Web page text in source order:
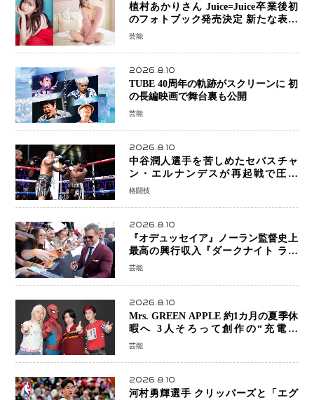
植村あかりさん Juice=Juice卒業後初
のフォトブック発売決定 新たな表現
者としての“今”を凝縮
芸能
2026.8.10
TUBE 40周年の軌跡がスクリーンに 初
の長編映画で舞台裏も公開
芸能
2026.8.10
中谷潤人選手を苦しめたセバスチャ
ン・エルナンデスが再起戦で圧巻
KO 2回で相手を沈める…次戦は亀田
格闘技
2026.8.10
『オデュッセイア』ノーラン監督史上
最高の興行収入『ダークナイト ライ
ジング』超え、世界で11億ドル突破
芸能
2026.8.10
Mrs. GREEN APPLE 約1カ月の夏季休
暇へ 3人そろって創作の“充電期
間”「自分らしいインプットを」
芸能
2026.8.10
河村勇輝選手 クリッパーズと「エグ